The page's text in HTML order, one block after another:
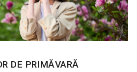
DE PRIMĂVARĂ